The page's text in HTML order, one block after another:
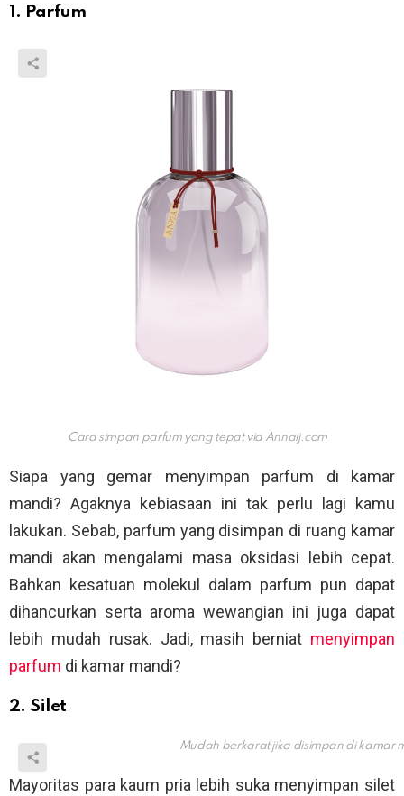
1. Parfum
Cara simpan parfum yang tepat via Annaij.com
Siapa yang gemar menyimpan parfum di kamar
mandi? Agaknya kebiasaan ini tak perlu lagi kamu
lakukan. Sebab, parfum yang disimpan di ruang kamar
mandi akan mengalami masa oksidasi lebih cepat.
Bahkan kesatuan molekul dalam parfum pun dapat
dihancurkan serta aroma wewangian ini juga dapat
lebih mudah rusak. Jadi, masih berniat menyimpan
parfum di kamar mandi?
2. Silet
Mudah berkarat jika disimpan di kamar
Mayoritas para kaum pria lebih suka menyimpan silet